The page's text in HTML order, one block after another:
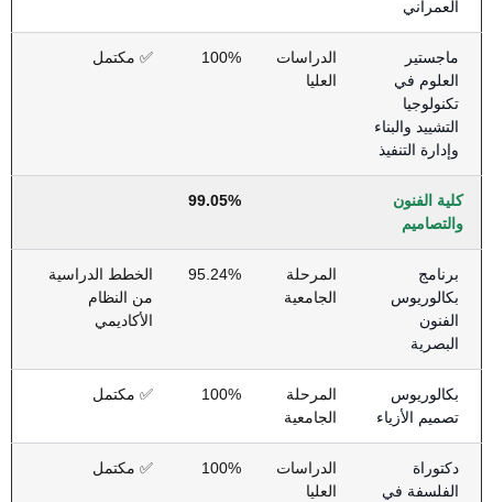
العمراني
ماجستير
العلوم في
تكنولوجيا
التشييد والبناء
وإدارة التنفيذ
الدراسات
العليا
100% ✅ مكتمل
كلية الفنون
والتصاميم
99.05%
برنامج
بكالوريوس
الفنون
البصرية
المرحلة
الجامعية
95.24%
الخطط الدراسية
من النظام
الأكاديمي
بكالوريوس
تصميم الأزياء
المرحلة
الجامعية
100% ✅ مكتمل
دكتوراة
الفلسفة في
الدراسات
العليا
100% ✅ مكتمل